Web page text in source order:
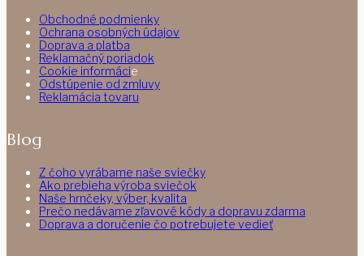
Obchodné podmienky
Ochrana osobných údajov
Doprava a platba
Reklamačný poriadok
Cookie informácie
Odstúpenie od zmluvy
Reklamácia tovaru
Blog
Z čoho vyrábame naše sviečky
Ako prebieha výroba sviečok
Naše hrnčeky, výber, kvalita
Prečo nedávame zľavové kódy a dopravu zdarma
Doprava a doručenie čo potrebujete vedieť